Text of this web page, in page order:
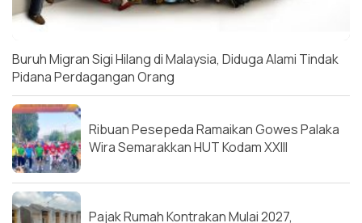
Buruh Migran Sigi Hilang di Malaysia, Diduga Alami Tindak
Pidana Perdagangan Orang
Ribuan Pesepeda Ramaikan Gowes Palaka
Wira Semarakkan HUT Kodam XXIII
Pajak Rumah Kontrakan Mulai 2027,